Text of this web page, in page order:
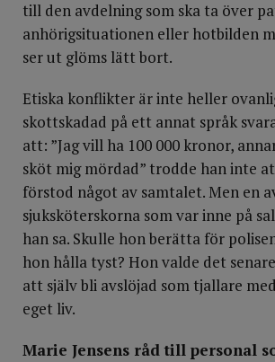
till den avdelning som ska ta över
anhörigsituationen eller hotbilden
ser ut glöms lätt bort.
Etiska konflikter är inte heller
skottskadad på ett annat språk
att: ”Jag vill ha 100 000 kronor,
sköt mig mördad” trodde han inte
förstod något av samtalet. Men en
sjuksköterskorna som var inne på
han sa. Skulle hon berätta för
hon hålla tyst? Hon valde det
att själv bli avslöjad som tjallare
eget liv.
Marie Jensens råd till personal